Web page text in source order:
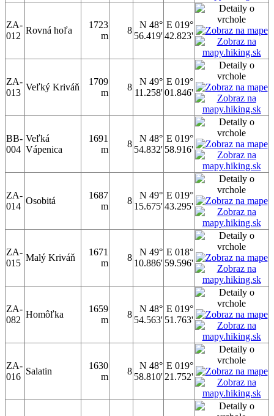
ZA-
012
Rovná hoľa
1723
m
8
N 48°
56.419'
E 019°
42.823'
ZA-
013
Veľký Kriváň
1709
m
8
N 49°
11.258'
E 019°
01.846'
BB-
004
Veľká
Vápenica
1691
m
8
N 48°
54.832'
E 019°
58.916'
ZA-
014
Osobitá
1687
m
8
N 49°
15.675'
E 019°
43.295'
ZA-
015
Malý Kriváň
1671
m
8
N 49°
10.886'
E 018°
59.596'
ZA-
082
Homôľka
1659
m
8
N 48°
54.563'
E 019°
51.763'
ZA-
016
Salatin
1630
m
8
N 48°
58.810'
E 019°
21.752'